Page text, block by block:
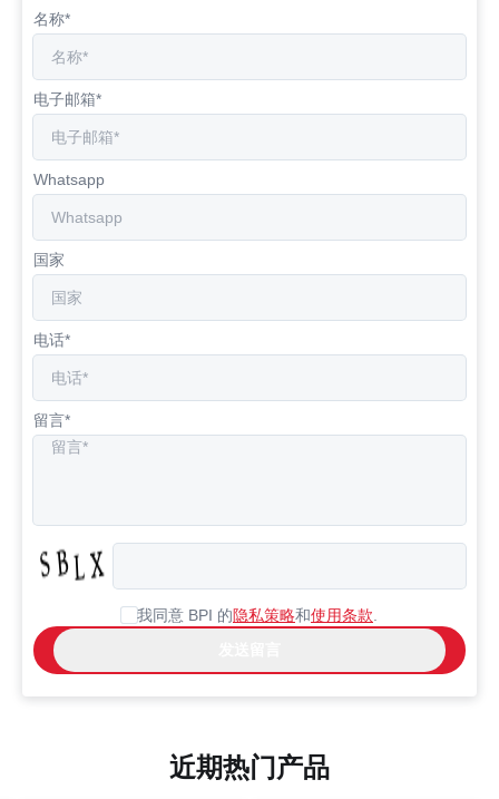
名称*
电子邮箱*
Whatsapp
国家
电话*
留言*
我同意 BPI 的隐私策略和使用条款
近期热门产品